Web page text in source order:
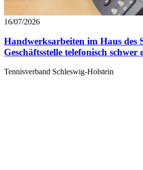
16/07/2026
Handwerksarbeiten im Haus des
Geschäftsstelle telefonisch schwer
Tennisverband Schleswig-Holstein